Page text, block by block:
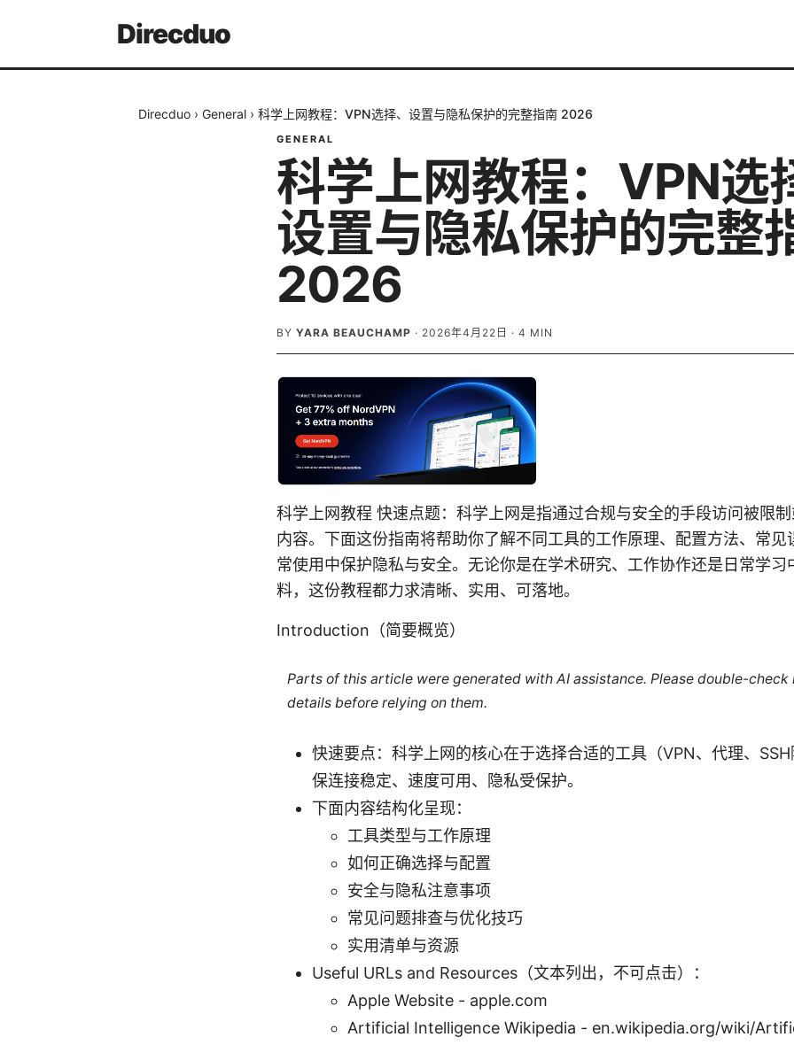
Direcduo
Direcduo › General › 科学上网教程：VPN选择、设置与隐私保护的完整指南 2026
GENERAL
科学上网教程：VPN选
设置与隐私保护的完整
2026
BY YARA BEAUCHAMP · 2026年4月22日 · 4 MIN
科学上网教程 快速点题：科学上网是指通过合规与安全的手段访问被限
内容。下面这份指南将帮助你了解不同工具的工作原理、配置方法、常见
常使用中保护隐私与安全。无论你是在学术研究、工作协作还是日常学习
料，这份教程都力求清晰、实用、可落地。
Introduction（简要概览）
Parts of this article were generated with AI assistance. Please double-
details before relying on them.
快速要点：科学上网的核心在于选择合适的工具（VPN、代理、
保连接稳定、速度可用、隐私受保护。
下面内容结构化呈现：
工具类型与工作原理
如何正确选择与配置
安全与隐私注意事项
常见问题排查与优化技巧
实用清单与资源
Useful URLs and Resources（文本列出，不可点击）：
Apple Website - apple.com
Artificial Intelligence Wikipedia - en.wikipedia.org/wiki/